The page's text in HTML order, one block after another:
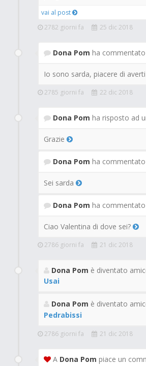
vai al post
2782 giorni fa
25 dic 2018
Dona Pom ha commentato
Io sono sarda, piacere di
2785 giorni fa 22 dic 2018
Dona Pom ha risposto ad
Grazie
Dona Pom ha commentato
Sei sarda
Dona Pom ha commentato
Ciao Valentina di dove sei?
2786 giorni fa 21 dic 2018
Dona Pom è diventato
Usai
Dona Pom è diventato
Pedrabissi
2786 giorni fa 21 dic 2018
A Dona Pom piace un